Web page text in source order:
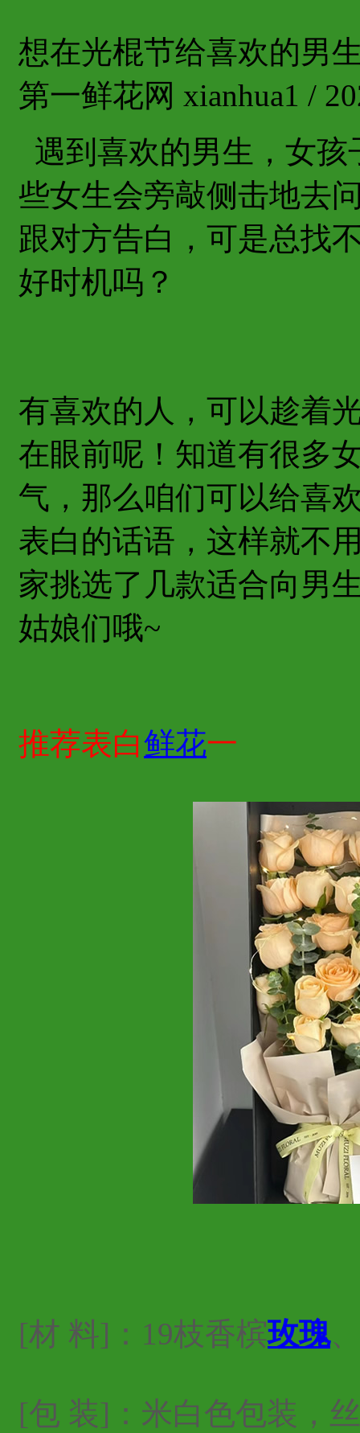
想在光棍节给喜欢的男
第一鲜花网 xianhua1 /
遇到喜欢的男生，女
些女生会旁敲侧击地去
跟对方告白，可是总找
好时机吗？
有喜欢的人，可以趁着
在眼前呢！知道有很多
气，那么咱们可以给喜
表白的话语，这样就不
家挑选了几款适合向男
姑娘们哦~
推荐表白鲜花一
[材 料]：19枝香槟玫瑰
[包 装]：米白色包装，